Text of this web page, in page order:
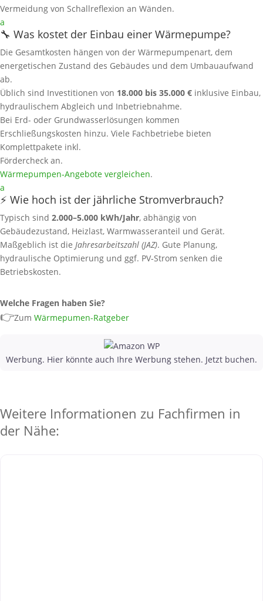
Vermeidung von Schallreflexion an Wänden.
a
🔧 Was kostet der Einbau einer Wärmepumpe?
Die Gesamtkosten hängen von der Wärmepumpenart, dem
energetischen Zustand des Gebäudes und dem Umbauaufwand
ab.
Üblich sind Investitionen von 18.000 bis 35.000 € inklusive Einbau,
hydraulischem Abgleich und Inbetriebnahme.
Bei Erd- oder Grundwasserlösungen kommen
Erschließungskosten hinzu. Viele Fachbetriebe bieten
Komplettpakete inkl.
Fördercheck an.
Wärmepumpen‑Angebote vergleichen.
a
⚡ Wie hoch ist der jährliche Stromverbrauch?
Typisch sind 2.000–5.000 kWh/Jahr, abhängig von
Gebäudezustand, Heizlast, Warmwasseranteil und Gerät.
Maßgeblich ist die Jahresarbeitszahl (JAZ). Gute Planung,
hydraulische Optimierung und ggf. PV‑Strom senken die
Betriebskosten.
Welche Fragen haben Sie?
👉Zum Wärmepumen-Ratgeber
Werbung. Hier könnte auch Ihre Werbung stehen. Jetzt buchen.
Weitere Informationen zu Fachfirmen in
der Nähe: